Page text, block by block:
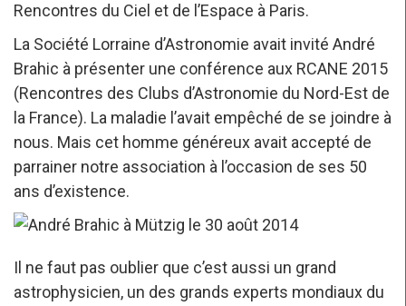
Rencontres du Ciel et de l’Espace à Paris.
La Société Lorraine d’Astronomie avait invité André
Brahic à présenter une conférence aux RCANE 2015
(Rencontres des Clubs d’Astronomie du Nord-Est de
la France). La maladie l’avait empêché de se joindre à
nous. Mais cet homme généreux avait accepté de
parrainer notre association à l’occasion de ses 50
ans d’existence.
Il ne faut pas oublier que c’est aussi un grand
astrophysicien, un des grands experts mondiaux du